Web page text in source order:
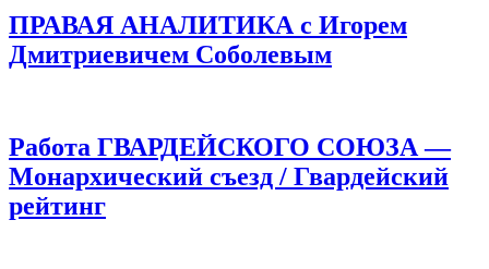
Имя*
Сайт
Сохранить моё имя, email и адрес сайта в этом браузере для
последующих моих комментариев.
ПРАВАЯ АНАЛИТИКА с Игорем
Дмитриевичем Соболевым
Работа ГВАРДЕЙСКОГО СОЮЗА —
Монархический съезд / Гвардейский
рейтинг